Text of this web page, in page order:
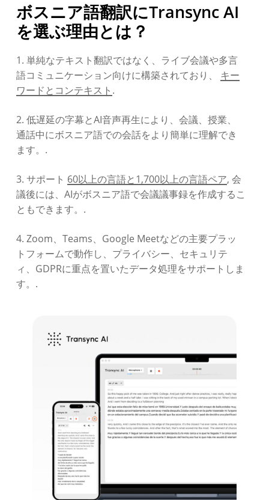
ボスニア語翻訳にTransync AI
を選ぶ理由とは？
1. 単純なテキスト翻訳ではなく、ライブ会議や多言
語コミュニケーション向けに構築されており、 キー
ワードとコンテキスト .
2. 低遅延の字幕とAI音声再生により、会議、授業、
通話中にボスニア語での会話をより簡単に理解でき
ます。.
3. サポート 60以上の言語と1,700以上の言語ペア, 会
議後には、AIがボスニア語で会議議事録を作成するこ
ともできます。.
4. Zoom、Teams、Google Meetなどの主要プラッ
トフォームで動作し、プライバシー、セキュリテ
ィ、GDPRに重点を置いたデータ処理をサポートしま
す。.